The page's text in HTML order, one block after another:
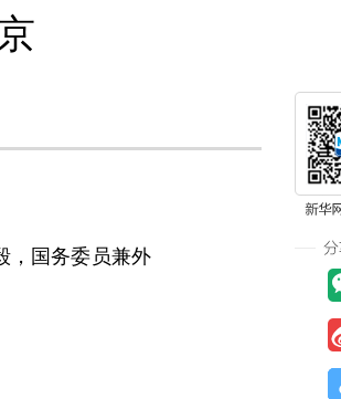
国务委员兼外